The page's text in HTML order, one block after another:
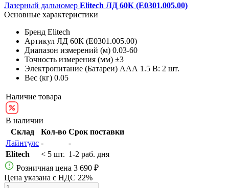
Лазерный дальномер Elitech ЛД 60К (E0301.005.00)
Основные характеристики
Бренд Elitech
Артикул ЛД 60К (E0301.005.00)
Диапазон измерений (м) 0.03-60
Точность измерения (мм) ±3
Электропитание (Батареи) AAА 1.5 В: 2 шт.
Вес (кг) 0.05
Наличие товара
В наличии
Склад
Кол-во Срок поставки
Лайнтулс -
-
Elitech
< 5 шт. 1-2 раб. дня
Розничная цена 3 690 ₽
Цена указана с НДС 22%